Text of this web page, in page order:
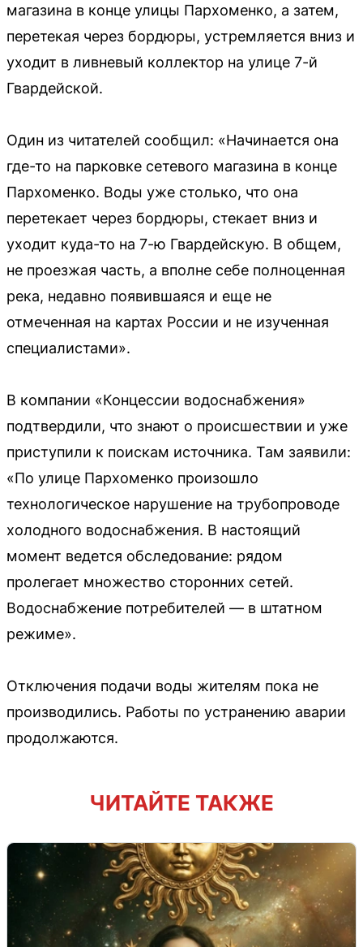
магазина в конце улицы Пархоменко, а затем,
перетекая через бордюры, устремляется вниз и
уходит в ливневый коллектор на улице 7-й
Гвардейской.
Один из читателей сообщил: «Начинается она
где-то на парковке сетевого магазина в конце
Пархоменко. Воды уже столько, что она
перетекает через бордюры, стекает вниз и
уходит куда-то на 7-ю Гвардейскую. В общем,
не проезжая часть, а вполне себе полноценная
река, недавно появившаяся и еще не
отмеченная на картах России и не изученная
специалистами».
В компании «Концессии водоснабжения»
подтвердили, что знают о происшествии и уже
приступили к поискам источника. Там заявили:
«По улице Пархоменко произошло
технологическое нарушение на трубопроводе
холодного водоснабжения. В настоящий
момент ведется обследование: рядом
пролегает множество сторонних сетей.
Водоснабжение потребителей — в штатном
режиме».
Отключения подачи воды жителям пока не
производились. Работы по устранению аварии
продолжаются.
ЧИТАЙТЕ ТАКЖЕ